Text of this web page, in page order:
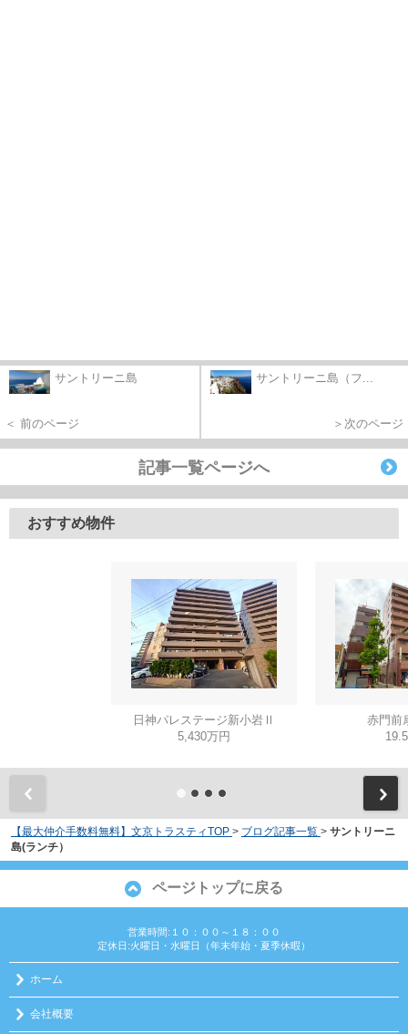
サントリーニ島
＜ 前のページ
サントリーニ島（フ...
＞次のページ
記事一覧ページへ
おすすめ物件
日神パレステージ新小岩Ⅱ
5,430万円
赤門前
【最大仲介手数料無料】文京トラスティTOP > ブログ記事一覧 > サントリーニ
島(ランチ）
ページトップに戻る
営業時間:１０：００～１８：００
定休日:火曜日・水曜日（年末年始・夏季休暇）
ホーム
会社概要